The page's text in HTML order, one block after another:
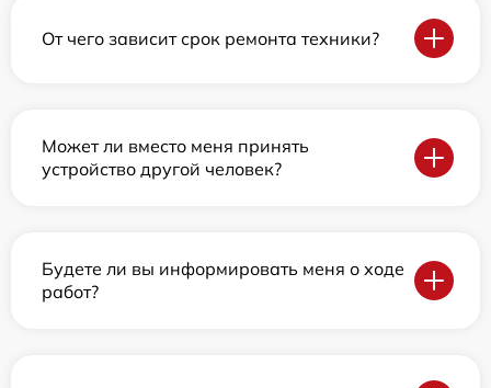
От чего зависит срок ремонта техники?
Может ли вместо меня принять
устройство другой человек?
Будете ли вы информировать меня о ходе
работ?